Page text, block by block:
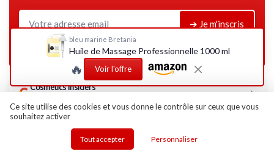
➔ Je m'inscris
En remplissant ce formulaire, j’accepte d’être contacté(e) à des
fins commerciales par Cosmetics Insiders et ses partenaires.
Cosmetics Insiders
Parole d'experts
bleu marine Bretania
Huile de Massage Professionnelle 1000 ml
🔥 Voir l'offre
Ce site utilise des cookies et vous donne le contrôle sur ceux que vous
souhaitez activer
Tout accepter Personnaliser